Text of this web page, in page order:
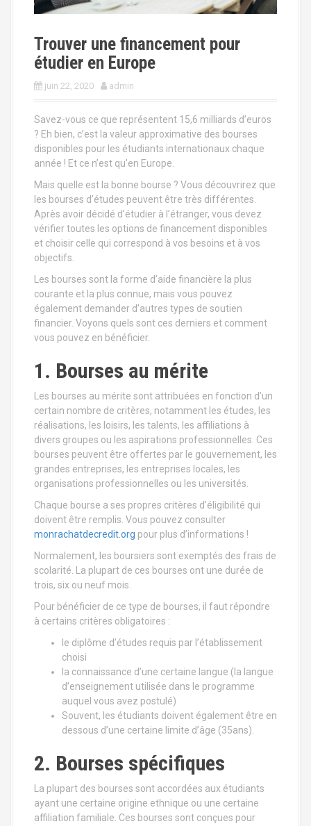
Trouver une financement pour
étudier en Europe
juin 22, 2020 admin
Savez-vous ce que représentent 15,6 milliards d’euros
? Eh bien, c’est la valeur approximative des bourses
disponibles pour les étudiants internationaux chaque
année ! Et ce n’est qu’en Europe.
Mais quelle est la bonne bourse ? Vous découvrirez que
les bourses d’études peuvent être très différentes.
Après avoir décidé d’étudier à l’étranger, vous devez
vérifier toutes les options de financement disponibles
et choisir celle qui correspond à vos besoins et à vos
objectifs.
Les bourses sont la forme d’aide financière la plus
courante et la plus connue, mais vous pouvez
également demander d’autres types de soutien
financier. Voyons quels sont ces derniers et comment
vous pouvez en bénéficier.
1. Bourses au mérite
Les bourses au mérite sont attribuées en fonction d’un
certain nombre de critères, notamment les études, les
réalisations, les loisirs, les talents, les affiliations à
divers groupes ou les aspirations professionnelles. Ces
bourses peuvent être offertes par le gouvernement, les
grandes entreprises, les entreprises locales, les
organisations professionnelles ou les universités.
Chaque bourse a ses propres critères d’éligibilité qui
doivent être remplis. Vous pouvez consulter
monrachatdecredit.org pour plus d’informations !
Normalement, les boursiers sont exemptés des frais de
scolarité. La plupart de ces bourses ont une durée de
trois, six ou neuf mois.
Pour bénéficier de ce type de bourses, il faut répondre
à certains critères obligatoires :
le diplôme d’études requis par l’établissement
choisi
la connaissance d’une certaine langue (la langue
d’enseignement utilisée dans le programme
auquel vous avez postulé)
Souvent, les étudiants doivent également être en
dessous d’une certaine limite d’âge (35ans).
2. Bourses spécifiques
La plupart des bourses sont accordées aux étudiants
ayant une certaine origine ethnique ou une certaine
affiliation familiale. Ces bourses sont conçues pour